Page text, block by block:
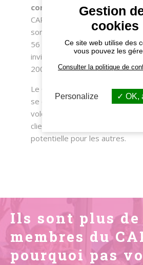
convivial
propice à nouer des
CAP 56 se réunit
sont régulièrement sollicités à
56 à leur propre réseau au
invités. L'une de nos dernières
200 personnes.
Le CAP 56 est résolument
se compose d’entreprisesnon
volonté est de travailler sur la
clients des uns représentent
potentielle pour les autres.
Ils sont plus de
membres du
pourquoi pas
Gestion
cookies
Ce site web utilise des
vous pouvez les
Consulter la politique de
Personalize OK,